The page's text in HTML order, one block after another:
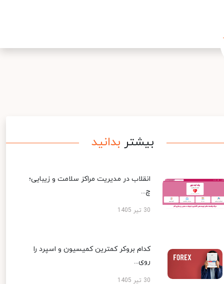
بیشتر بدانید
انقلاب در مدیریت مراکز سلامت و زیبایی؛
چ...
30 تیر 1405
کدام بروکر کمترین کمیسیون و اسپرد را
روی...
30 تیر 1405